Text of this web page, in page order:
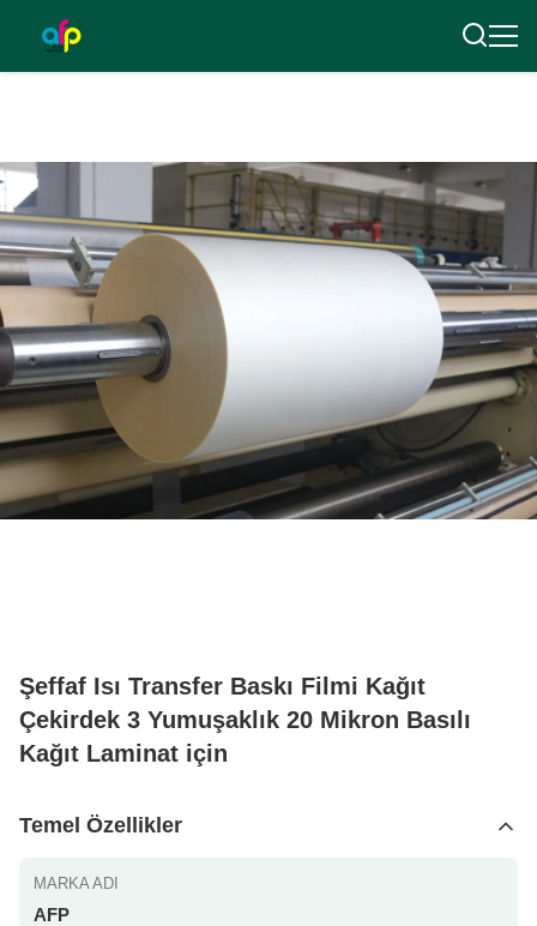
Şeffaf Isı Transfer Baskı Filmi Kağıt
Çekirdek 3 Yumuşaklık 20 Mikron Basılı
Kağıt Laminat için
Temel Özellikler
MARKA ADI
AFP